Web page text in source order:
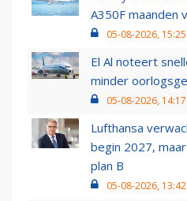
A350F maanden
05-08-2026, 15:25
El Al noteert
minder
05-08-2026, 14:17
Lufthansa
begin 2027,
plan B
05-08-2026, 13:42